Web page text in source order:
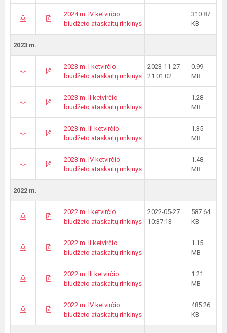
2024 m. IV ketvirčio
biudžeto ataskaitų rinkinys
310.87
KB
2023 m.
2023 m. I ketvirčio
biudžeto ataskaitų rinkinys
2023-11-27
21:01:02
0.99
MB
2023 m. II ketvirčio
biudžeto ataskaitų rinkinys
1.28
MB
2023 m. III ketvirčio
biudžeto ataskaitų rinkinys
1.35
MB
2023 m. IV ketvirčio
biudžeto ataskaitų rinkinys
1.48
MB
2022 m.
2022 m. I ketvirčio
biudžeto ataskaitų rinkinys
2022-05-27
10:37:13
587.64
KB
2022 m. II ketvirčio
biudžeto ataskaitų rinkinys
1.15
MB
2022 m. III ketvirčio
biudžeto ataskaitų rinkinys
1.21
MB
2022 m. IV ketvirčio
biudžeto ataskaitų rinkinys
485.26
KB